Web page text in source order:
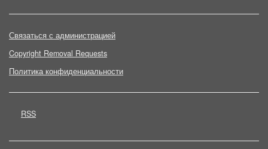
Связаться с администрацией
Copyright Removal Requests
Политика конфиденциальности
RSS